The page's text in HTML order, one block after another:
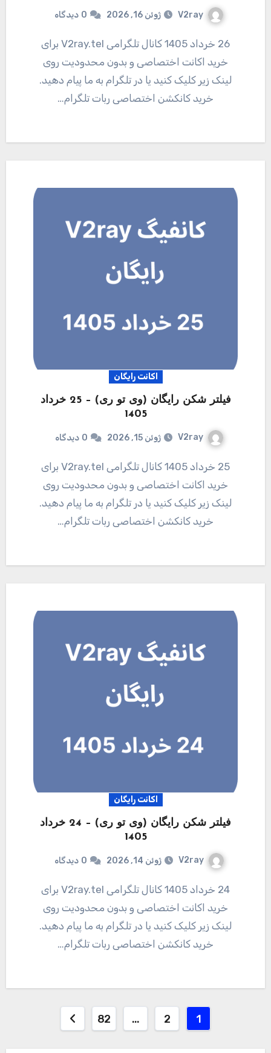
V2ray ژوئن 16, 2026 0 دیدگاه
26 خرداد 1405 کانال تلگرامی V2ray.tel برای
خرید اکانت اختصاصی و بدون محدودیت روی
لینک زیر کلیک کنید یا در تلگرام به ما پیام دهید.
خرید کانکشن اختصاصی ربات تلگرام…
اکانت رایگان
فیلتر شکن رایگان (وی تو ری) – 25 خرداد
1405
V2ray ژوئن 15, 2026 0 دیدگاه
25 خرداد 1405 کانال تلگرامی V2ray.tel برای
خرید اکانت اختصاصی و بدون محدودیت روی
لینک زیر کلیک کنید یا در تلگرام به ما پیام دهید.
خرید کانکشن اختصاصی ربات تلگرام…
اکانت رایگان
فیلتر شکن رایگان (وی تو ری) – 24 خرداد
1405
V2ray ژوئن 14, 2026 0 دیدگاه
24 خرداد 1405 کانال تلگرامی V2ray.tel برای
خرید اکانت اختصاصی و بدون محدودیت روی
لینک زیر کلیک کنید یا در تلگرام به ما پیام دهید.
خرید کانکشن اختصاصی ربات تلگرام…
صفحه‌بندی
1
2
…
82